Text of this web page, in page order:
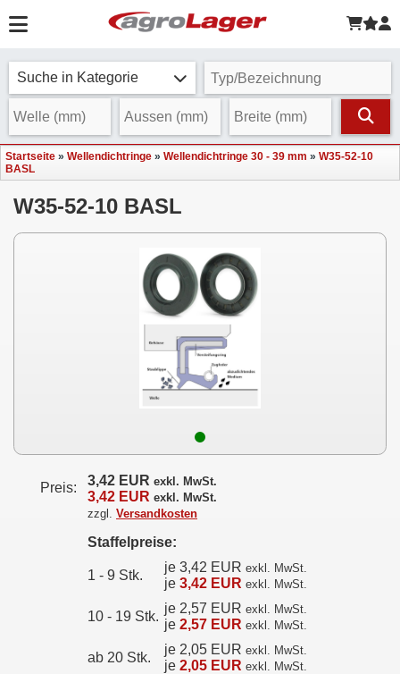
Suche in Kategorie
Startseite » Wellendichtringe » Wellendichtringe 30 - 39 mm » W35-52-10
BASL
W35-52-10 BASL
Preis: 3,42 EUR exkl. MwSt.
3,42 EUR exkl. MwSt.
zzgl. Versandkosten
Staffelpreise:
1 - 9 Stk.
je 3,42 EUR exkl. MwSt.
je 3,42 EUR exkl. MwSt.
10 - 19 Stk.
je 2,57 EUR exkl. MwSt.
je 2,57 EUR exkl. MwSt.
ab 20 Stk.
je 2,05 EUR exkl. MwSt.
je 2,05 EUR exkl. MwSt.